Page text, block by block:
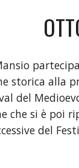
storica alla
del
che si è poi
del